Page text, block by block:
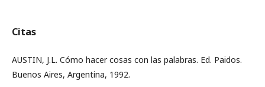
Citas
AUSTIN, J.L. Cómo hacer cosas con las palabras. Ed. Paidos.
Buenos Aires, Argentina, 1992.